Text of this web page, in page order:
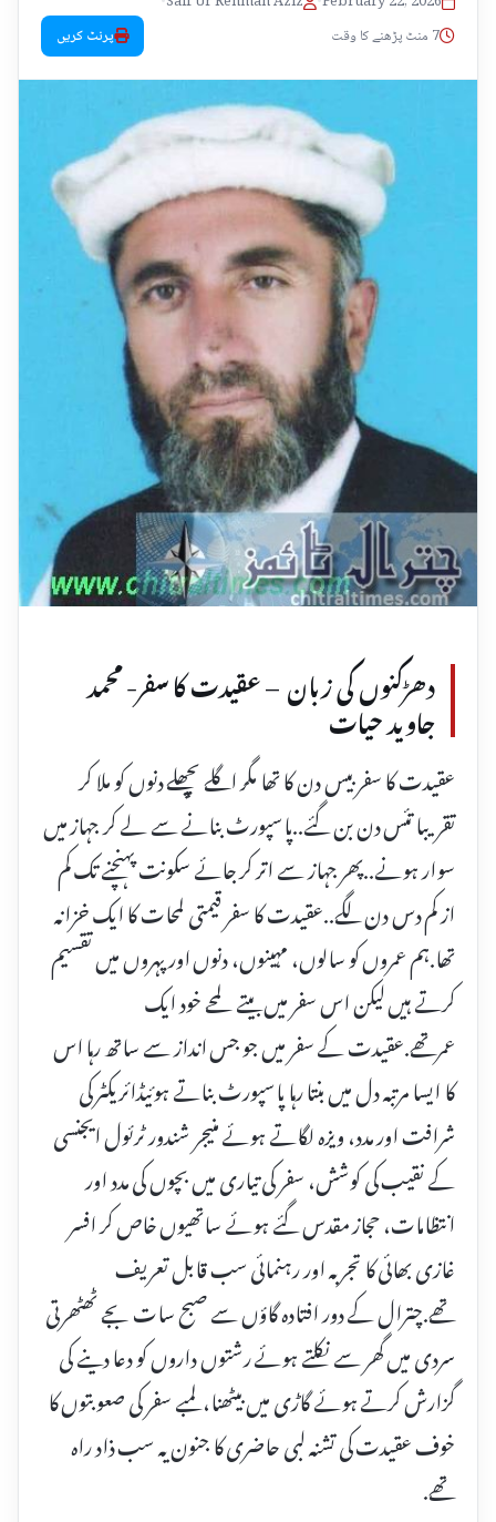
7 منٹ پڑھنے کا وقت
پرنٹ کریں
دھڑکنوں کی زبان – عقیدت کا سفر- محمد
جاوید حیات
عقیدت کا سفر بیس دن کا تھا مگر اگلے پچھلے دنوں کو ملا کر
تقریبا تئس دن بن گئے..پاسپورٹ بنانے سے لے کر جہاز میں
سوار ہونے..پھر جہاز سے اتر کر جائے سکونت پہنچنے تک کم
از کم دس دن لگے..عقیدت کا سفر قیمتی لمحات کا ایک خزانہ
تھا.ہم عمروں کو سالوں، مہینوں، دنوں اور پہروں میں تقسیم
کرتے ہیں لیکن اس سفر میں بیتے لمحے خود ایک
عمرتھے.عقیدت کے سفر میں جو جس انداز سے ساتھ رہا اس
کا ایسا مرتبہ دل میں بنتا رہا پاسپورٹ بناتے ہوئیڈائریکٹر کی
شرافت اور مدد، ویزہ لگاتے ہوئے منیجر شندور ٹرئول ایجنسی
کے نقیب کی کوشش، سفر کی تیاری میں بچوں کی مدد اور
انتظامات، حجاز مقدس گئے ہوئے ساتھیوں خاص کر افسر
غازی بھائی کا تجربہ اور رہنمائی سب قابل تعریف
تھے.چترال کے دور افتادہ گاؤں سے صبح سات بجے ٹھٹھرتی
سردی میں گھر سے نکلتے ہوئے رشتوں داروں کو دعا دینے کی
گزارش کرتے ہوئے گاڑی میں بیٹھنا، لمبے سفر کی صعوبتوں کا
خوف عقیدت کی تشنہ لبی حاضری کا جنون یہ سب ذاد راہ
تھے.